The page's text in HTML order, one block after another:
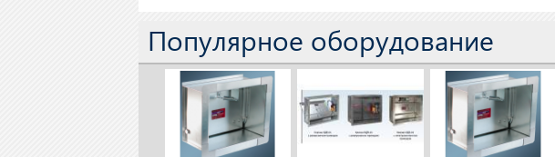
Популярное оборудование